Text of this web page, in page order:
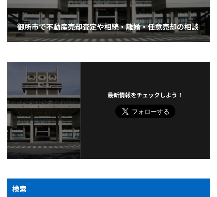
御所市で不動産売却査定や相続・離婚・任意売却の相談
最新情報をチェックしよう！
検索